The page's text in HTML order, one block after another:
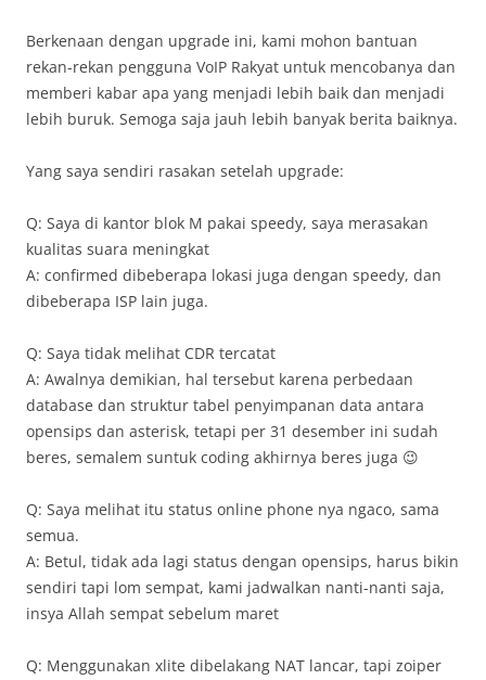
Berkenaan dengan upgrade ini, kami mohon bantuan
rekan-rekan pengguna VoIP Rakyat untuk mencobanya dan
memberi kabar apa yang menjadi lebih baik dan menjadi
lebih buruk. Semoga saja jauh lebih banyak berita baiknya.
Yang saya sendiri rasakan setelah upgrade:
Q: Saya di kantor blok M pakai speedy, saya merasakan
kualitas suara meningkat
A: confirmed dibeberapa lokasi juga dengan speedy, dan
dibeberapa ISP lain juga.
Q: Saya tidak melihat CDR tercatat
A: Awalnya demikian, hal tersebut karena perbedaan
database dan struktur tabel penyimpanan data antara
opensips dan asterisk, tetapi per 31 desember ini sudah
beres, semalem suntuk coding akhirnya beres juga 😉
Q: Saya melihat itu status online phone nya ngaco, sama
semua.
A: Betul, tidak ada lagi status dengan opensips, harus bikin
sendiri tapi lom sempat, kami jadwalkan nanti-nanti saja,
insya Allah sempat sebelum maret
Q: Menggunakan xlite dibelakang NAT lancar, tapi zoiper